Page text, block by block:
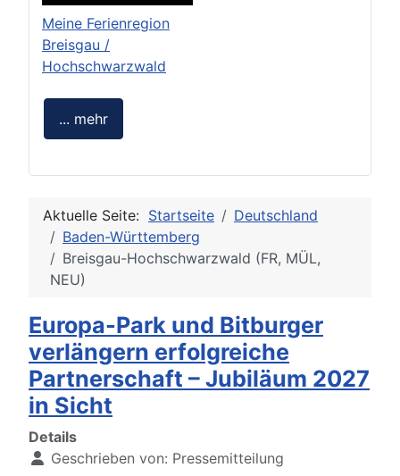
Meine Ferienregion
Breisgau /
Hochschwarzwald
... mehr
Aktuelle Seite: Startseite
Deutschland
Baden-Württemberg
Breisgau-Hochschwarzwald (FR, MÜL,
NEU)
Europa-Park und Bitburger
verlängern erfolgreiche
Partnerschaft – Jubiläum 2027
in Sicht
Details
Geschrieben von: Pressemitteilung